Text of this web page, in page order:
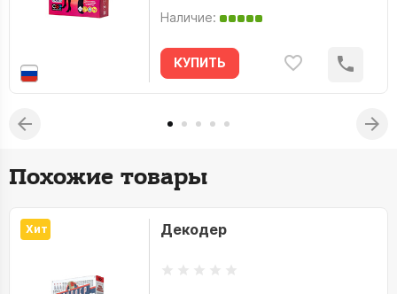
Наличие:
КУПИТЬ
Похожие товары
Хит Декодер